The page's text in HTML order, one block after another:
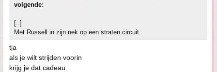
volgende:
[..]
Met Russell in zijn nek op een straten circuit.
tja
als je wilt strijden voorin
krijg je dat cadeau